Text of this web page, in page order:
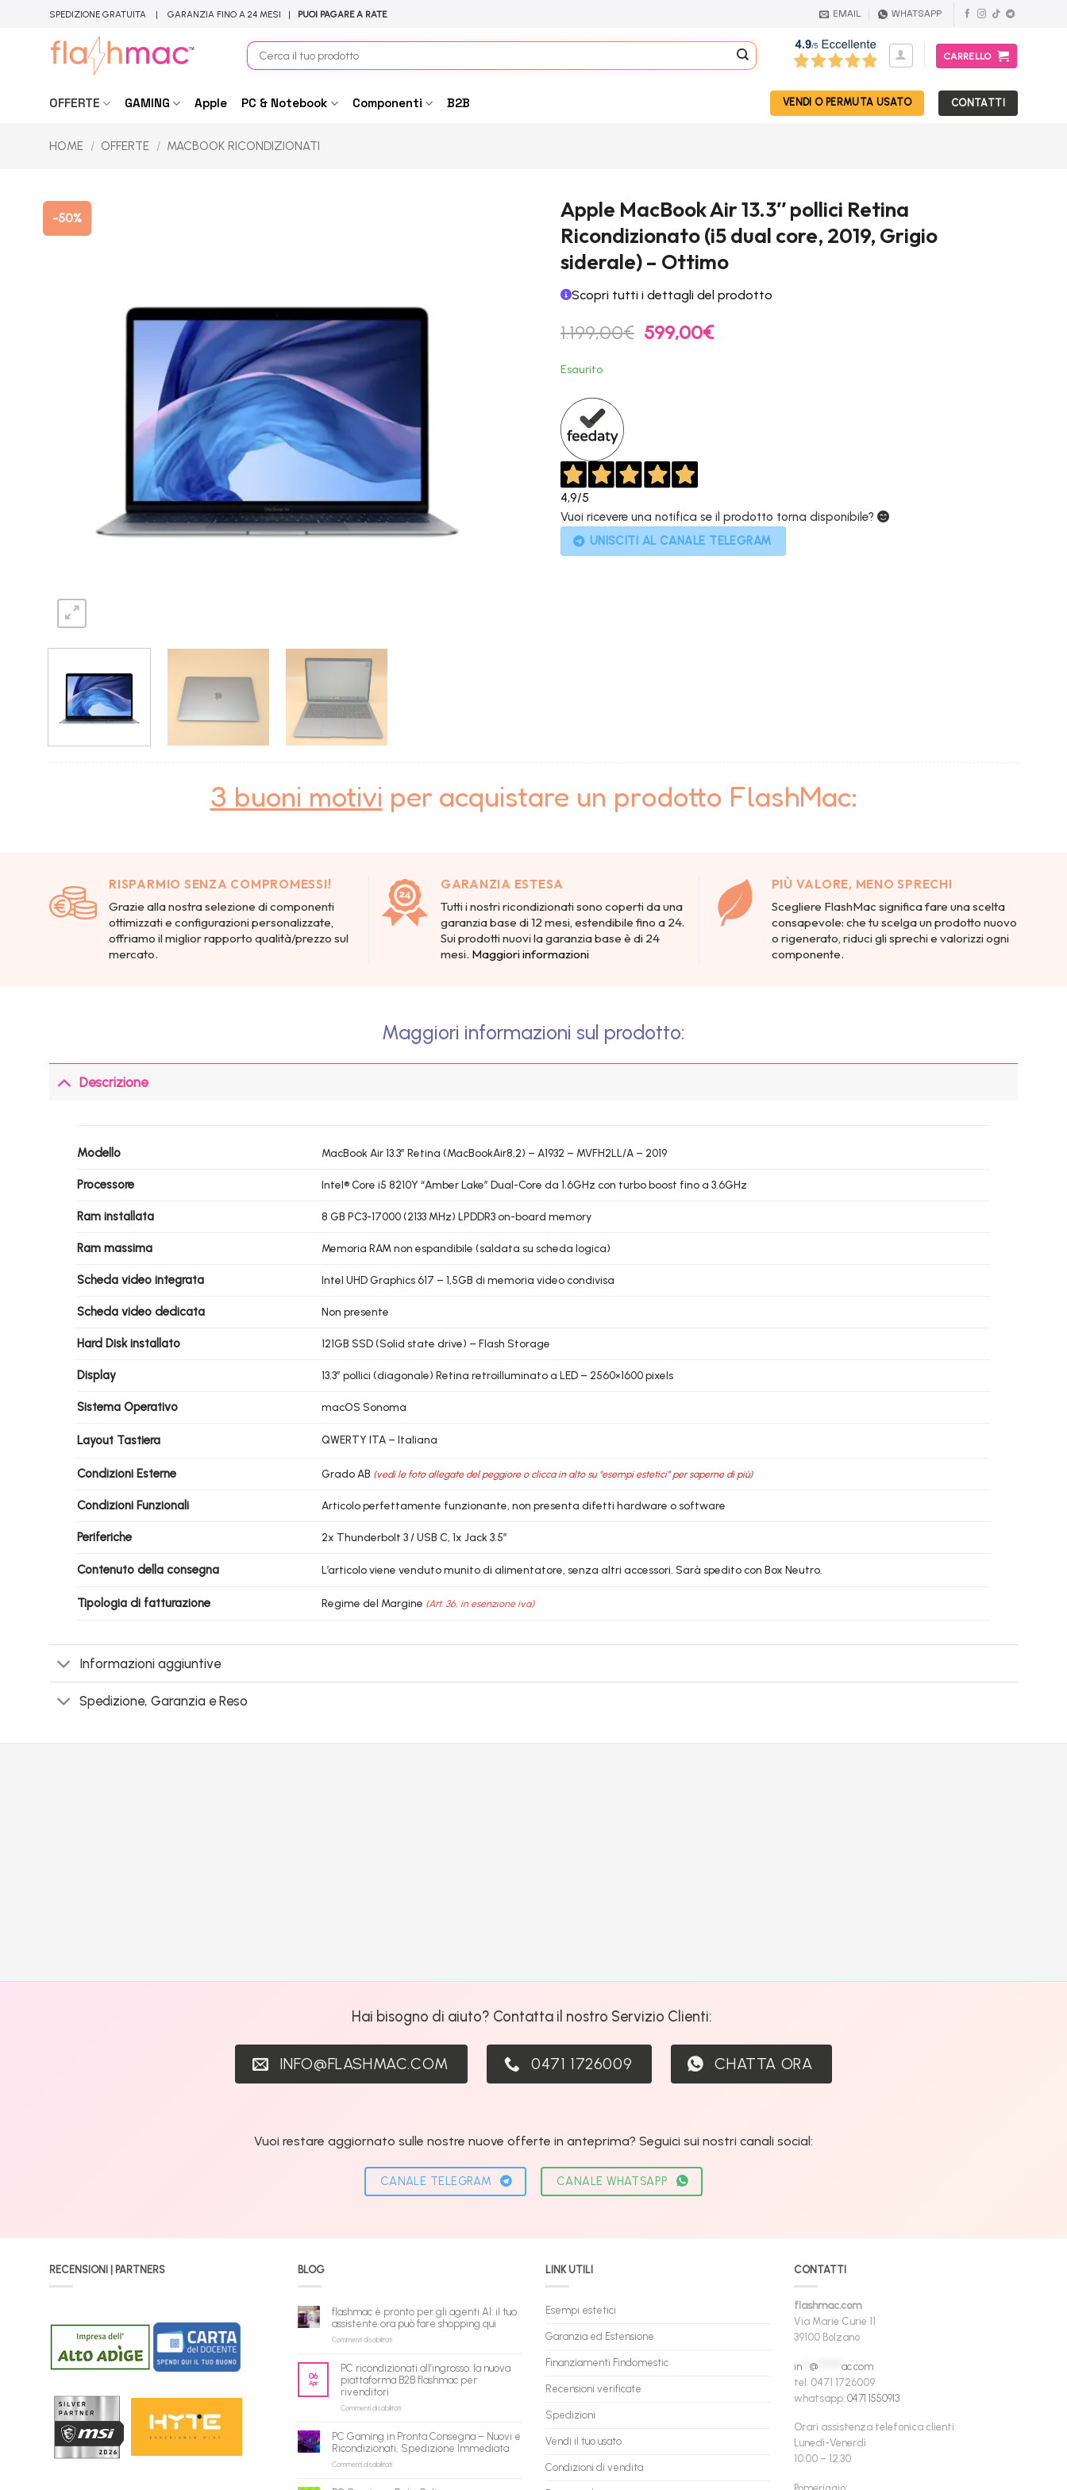
SPEDIZIONE GRATUITA | GARANZIA FINO A 24 MESI | PUOI PAGARE A RATE EMAIL WHATSAPP
Cerca:
CARRELLO
OFFERTE GAMING Apple PC & Notebook Componenti B2B VENDI O PERMUTA USATO CONTATTI
HOME / OFFERTE / MACBOOK RICONDIZIONATI
-50%
Apple MacBook Air 13.3″ pollici Retina
Ricondizionato (i5 dual core, 2019, Grigio
siderale) – Ottimo
Scopri tutti i dettagli del prodotto
1.199,00€ Il
prezzo
599,00€Il
prezzo
Esaurito
4,9/5
Vuoi ricevere una notifica se il prodotto torna disponibile?
UNISCITI AL CANALE TELEGRAM
3 buoni motivi per acquistare un prodotto FlashMac:
RISPARMIO SENZA COMPROMESSI!
Grazie alla nostra selezione di componenti
ottimizzati e configurazioni personalizzate,
offriamo il miglior rapporto qualità/prezzo sul
mercato.
GARANZIA ESTESA
Tutti i nostri ricondizionati sono coperti da una
garanzia base di 12 mesi, estendibile fino a 24.
Sui prodotti nuovi la garanzia base è di 24
mesi. Maggiori informazioni
PIÙ VALORE, MENO SPRECHI
Scegliere FlashMac significa fare una scelta
consapevole: che tu scelga un prodotto nuovo
o rigenerato, riduci gli sprechi e valorizzi ogni
componente.
Maggiori informazioni sul prodotto:
Descrizione
Modello MacBook Air 13.3″ Retina (MacBookAir8,2) – A1932 – MVFH2LL/A – 2019
Processore Intel® Core i5 8210Y “Amber Lake” Dual-Core da 1.6GHz con turbo boost fino a 3.6GHz
Ram installata 8 GB PC3-17000 (2133 MHz) LPDDR3 on-board memory
Ram massima Memoria RAM non espandibile (saldata su scheda logica)
Scheda video integrata Intel UHD Graphics 617 – 1,5GB di memoria video condivisa
Scheda video dedicata Non presente
Hard Disk installato 121GB SSD (Solid state drive) – Flash Storage
Display 13.3″ pollici (diagonale) Retina retroilluminato a LED – 2560×1600 pixels
Sistema Operativo macOS Sonoma
Layout Tastiera QWERTY ITA – Italiana
Condizioni Esterne Grado AB (vedi le foto allegate del peggiore o clicca in alto su “esempi estetici” per saperne di più)
Condizioni Funzionali Articolo perfettamente funzionante, non presenta difetti hardware o software
Periferiche 2x Thunderbolt 3 / USB C, 1x Jack 3.5″
Contenuto della consegna L’articolo viene venduto munito di alimentatore, senza altri accessori. Sarà spedito con Box Neutro.
Tipologia di fatturazione Regime del Margine (Art. 36, in esenzione iva)
Informazioni aggiuntive
Spedizione, Garanzia e Reso
Hai bisogno di aiuto? Contatta il nostro Servizio Clienti:
INFO@FLASHMAC.COM 0471 1726009 CHATTA ORA
Vuoi restare aggiornato sulle nostre nuove offerte in anteprima? Seguici sui nostri canali social:
CANALE TELEGRAM CANALE WHATSAPP
RECENSIONI | PARTNERS BLOG
flashmac è pronto per gli agenti AI: il tuo
assistente ora può fare shopping qui
Commenti disabilitatisu
pronto
per
agenti
tuo
assistente
06
Apr
PC ricondizionati all’ingrosso: la nuova
piattaforma B2B flashmac per
rivenditori
Commenti disabilitatisu
all’ingrosso:
la
PC Gaming in Pronta Consegna – Nuovi e
Ricondizionati, Spedizione Immediata
Commenti disabilitatisu
LINK UTILI
Esempi estetici
Garanzia ed Estensione
Finanziamenti Findomestic
Recensioni verificate
Spedizioni
Vendi il tuo usato
Condizioni di vendita
CONTATTI
flashmac.com
Via Marie Curie 11
39100 Bolzano
in** @****** ac.com
tel. 0471 1726009
whatsapp: 0471 1550913
Orari assistenza telefonica clienti:
Lunedì-Venerdì
10.00 – 12.30